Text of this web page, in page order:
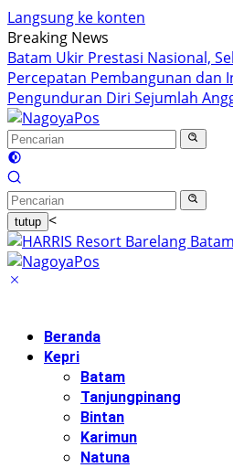
Langsung ke konten
Breaking News
Batam Ukir Prestasi Nasional,
Percepatan Pembangunan dan
Pengunduran Diri Sejumlah
tutup <
Beranda
Kepri
Batam
Tanjungpinang
Bintan
Karimun
Natuna